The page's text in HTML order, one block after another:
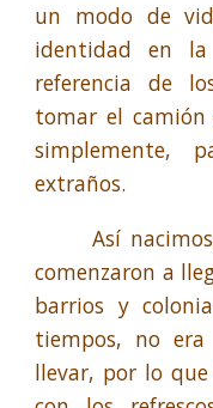
un modo de
identidad en
referencia de
tomar el
simplemente,
extraños.
Así
comenzaron a
barrios y
tiempos, no
llevar, por lo